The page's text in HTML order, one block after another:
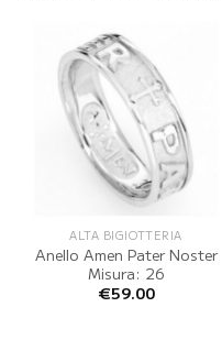
ALTA BIGIOTTERIA
Anello Amen Pater Noster
Misura: 26
€59.00